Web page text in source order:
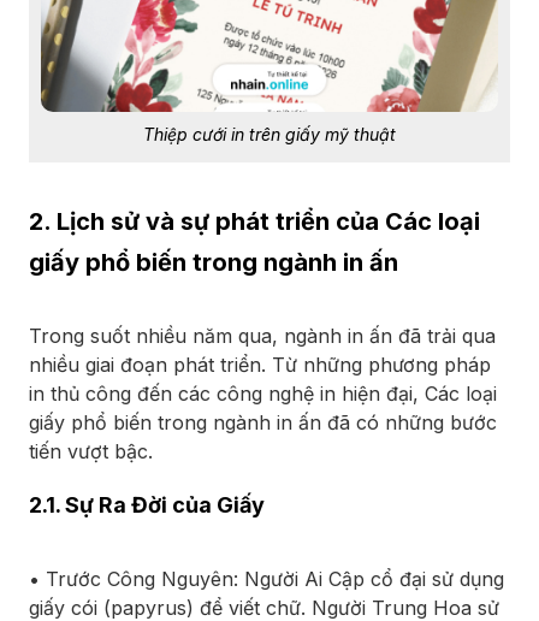
Thiệp cưới in trên giấy mỹ thuật
2. Lịch sử và sự phát triển của Các loại
giấy phổ biến trong ngành in ấn
Trong suốt nhiều năm qua, ngành in ấn đã trải qua
nhiều giai đoạn phát triển. Từ những phương pháp
in thủ công đến các công nghệ in hiện đại, Các loại
giấy phổ biến trong ngành in ấn đã có những bước
tiến vượt bậc.
2.1. Sự Ra Đời của Giấy
• Trước Công Nguyên: Người Ai Cập cổ đại sử dụng
giấy cói (papyrus) để viết chữ. Người Trung Hoa sử